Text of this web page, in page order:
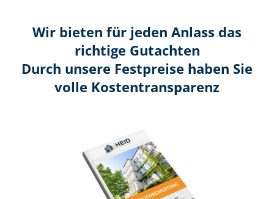
Wir bieten für jeden Anlass das
richtige Gutachten
Durch unsere Festpreise haben Sie
volle Kosten­transparenz